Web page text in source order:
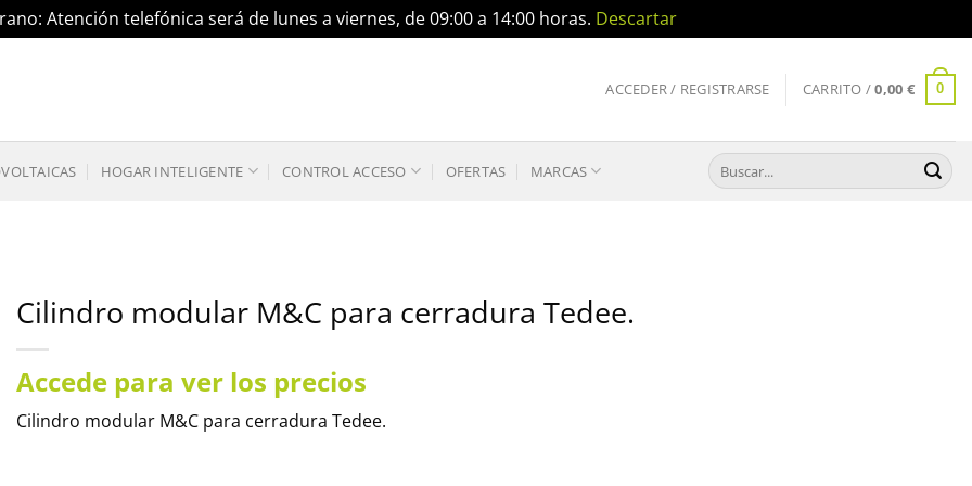
Atención telefónica será de lunes a viernes, de 09:00 a 14:00 horas. Descartar
ACCEDER / REGISTRARSE CARRITO /0,00 € 0
HOGAR INTELIGENTE CONTROL ACCESO OFERTAS MARCAS
Buscar
por:
Cilindro modular M&C para cerradura Tedee.
Accede para ver los precios
Cilindro modular M&C para cerradura Tedee.